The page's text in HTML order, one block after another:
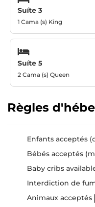
Suíte 3
1 Cama (s) King
Suíte 5
2 Cama (s) Queen
Règles
Enfants acceptés
Bébés acceptés
Baby cribs
Interdiction de
Animaux acceptés